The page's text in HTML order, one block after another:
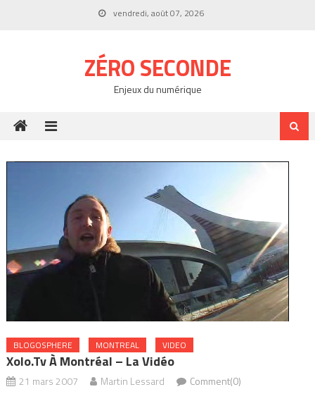
vendredi, août 07, 2026
ZÉRO SECONDE
Enjeux du numérique
BLOGOSPHERE MONTREAL VIDEO
Xolo.tv À Montréal – La Vidéo
21 mars 2007 Martin Lessard Comment(0)